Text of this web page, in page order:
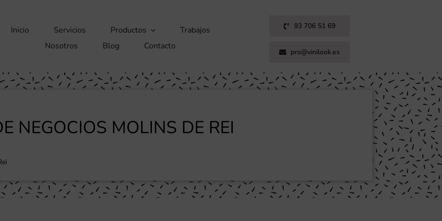
Inicio Servicios Productos
Trabajos
Nosotros
Blog Contacto
93 706 51 69
pro@vinilook.es
NEGOCIOS MOLINS DE REI